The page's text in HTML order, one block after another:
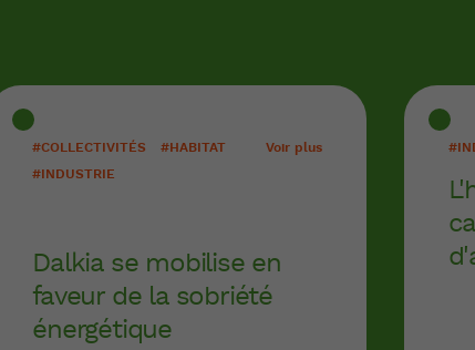
#COLLECTIVITÉS
#HABITAT
#INDUSTRIE
Voir plus
Dalkia se mobilise en
faveur de la sobriété
énergétique